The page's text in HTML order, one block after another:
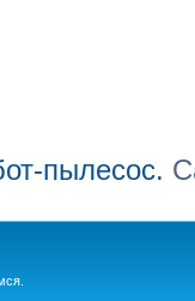
пылесос.